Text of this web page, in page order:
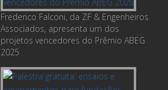
Frederico Falconi, da ZF & Engenheiros
Associados, apresenta um dos
projetos vencedores do Prêmio ABEG
2025